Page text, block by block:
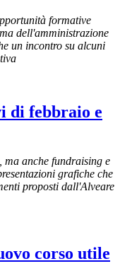
formative
dell'amministrazione
un incontro su alcuni
di febbraio e
anche fundraising e
grafiche che
proposti dall'Alveare
corso utile